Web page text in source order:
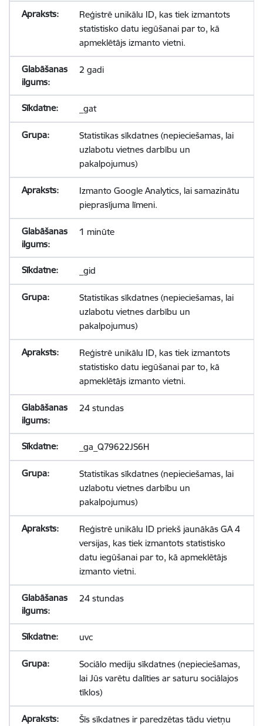
Reģistrē unikālu ID, kas tiek izmantots
statistisko datu iegūšanai par to, kā
apmeklētājs izmanto vietni.
2 gadi
_gat
Statistikas sīkdatnes (nepieciešamas, lai
uzlabotu vietnes darbību un
pakalpojumus)
Izmanto Google Analytics, lai samazinātu
pieprasījuma līmeni.
1 minūte
_gid
Statistikas sīkdatnes (nepieciešamas, lai
uzlabotu vietnes darbību un
pakalpojumus)
Reģistrē unikālu ID, kas tiek izmantots
statistisko datu iegūšanai par to, kā
apmeklētājs izmanto vietni.
24 stundas
_ga_Q79622JS6H
Statistikas sīkdatnes (nepieciešamas, lai
uzlabotu vietnes darbību un
pakalpojumus)
Reģistrē unikālu ID priekš jaunākās GA 4
versijas, kas tiek izmantots statistisko
datu iegūšanai par to, kā apmeklētājs
izmanto vietni.
24 stundas
uvc
Sociālo mediju sīkdatnes (nepieciešamas,
lai Jūs varētu dalīties ar saturu sociālajos
tīklos)
Šīs sīkdatnes ir paredzētas tādu vietņu